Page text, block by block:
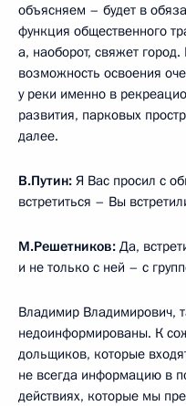
объясняем – будет в
функция общественного
а, наоборот, свяжет
возможность освоения
у реки именно в
развития, парковых
далее.
В.Путин: Я Вас просил с
встретиться – Вы
М.Решетников: Да,
и не только с ней – с
Владимир Владимирович,
недоинформированы. К
дольщиков, которые
не всегда информацию в
действиях, которые мы